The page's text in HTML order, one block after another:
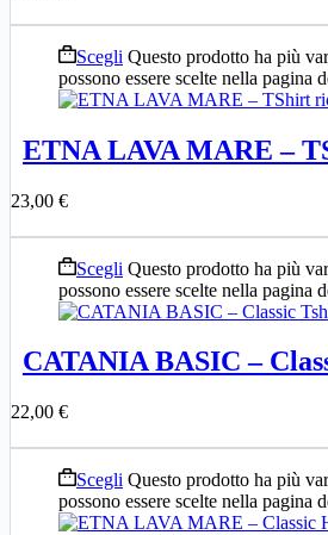
Scegli Questo prodotto ha più
possono essere scelte nella pagina
ETNA LAVA MARE –
23,00 €
Scegli Questo prodotto ha più
possono essere scelte nella pagina
CATANIA BASIC –
22,00 €
Scegli Questo prodotto ha più
possono essere scelte nella pagina